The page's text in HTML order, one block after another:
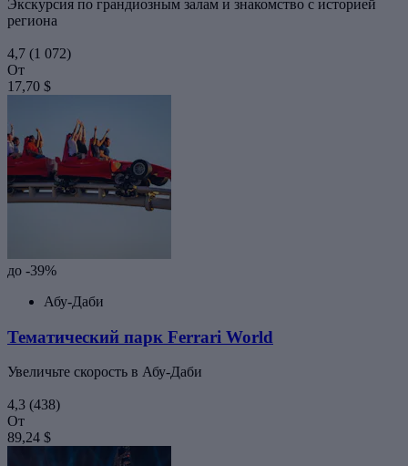
Экскурсия по грандиозным залам и знакомство с историей
региона
4,7 (1 072)
От
17,70 $
до -39%
Абу-Даби
Тематический парк Ferrari World
Увеличьте скорость в Абу-Даби
4,3 (438)
От
89,24 $